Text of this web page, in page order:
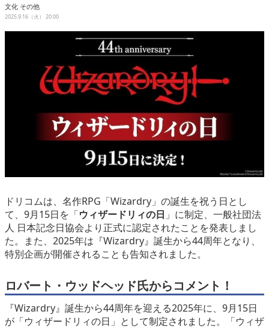
産業政策
イベント/セミナー
eスポーツ
文化 その他
2025.9.16（火） 20:00
ドリコムは、名作RPG「Wizardry」の誕生を祝う日とし
て、9月15日を「ウィザードリィの日 」に制定、一般社団法
人 日本記念日協会より正式に認定されたことを発表しまし
た。また、2025年は『Wizardry』誕生から44周年となり、
特別企画が開催されることも告知されました。
ロバート・ウッドヘッド氏からコメント！
『Wizardry』誕生から44周年を迎える2025年に、9月15日
が「ウィザードリィの日」として制定されました。「ウィザ